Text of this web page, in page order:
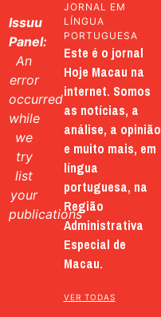
Issuu
Panel:
An
error
occurred
while
we
try
list
your
publications
JORNAL EM
LÍNGUA
PORTUGUESA
Este é o jornal
Hoje Macau na
internet. Somos
as notícias, a
análise, a opinião
e muito mais, em
língua
portuguesa, na
Região
Administrativa
Especial de
Macau.
VER TODAS